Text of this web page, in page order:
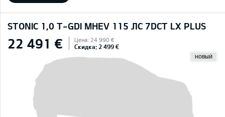
STONIC 1,0 T-GDI MHEV 115 ЛС 7DCT LX PLUS
22 491 € Цена: 24 990 €
Скидка: 2 499 €
НОВЫЙ